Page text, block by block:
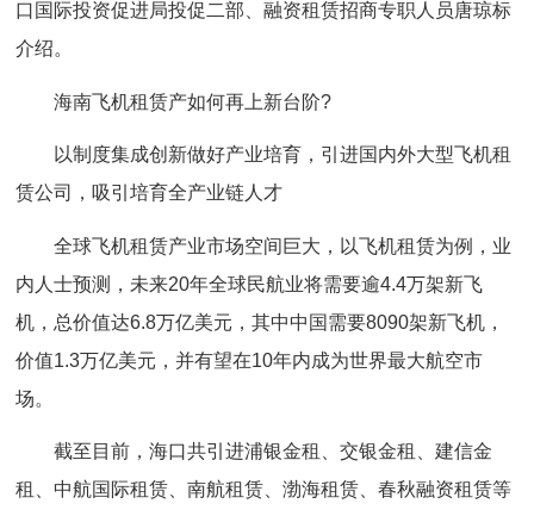
口国际投资促进局投促二部、融资租赁招商专职人员唐琼标
介绍。
海南飞机租赁产如何再上新台阶?
以制度集成创新做好产业培育，引进国内外大型飞机租
赁公司，吸引培育全产业链人才
全球飞机租赁产业市场空间巨大，以飞机租赁为例，业
内人士预测，未来20年全球民航业将需要逾4.4万架新飞
机，总价值达6.8万亿美元，其中中国需要8090架新飞机，
价值1.3万亿美元，并有望在10年内成为世界最大航空市
场。
截至目前，海口共引进浦银金租、交银金租、建信金
租、中航国际租赁、南航租赁、渤海租赁、春秋融资租赁等